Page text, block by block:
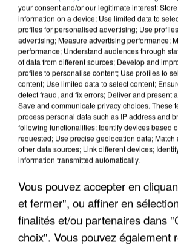
UN SECOND CADRE DE LA DZ
INTERPELLÉ EN ALGÉRIE
your consent and/or our legitimate interest:
information on a device; Use limited data to
profiles for personalised advertising; Use
advertising; Measure advertising performance;
performance; Understand audiences through
of data from different sources; Develop and
profiles to personalise content; Use profiles to
content; Use limited data to select content;
detect fraud, and fix errors; Deliver and present
Save and communicate privacy choices. These
process personal data such as IP address and
following functionalities: Identify devices based
requested; Use precise geolocation data;
other data sources; Link different devices;
information transmitted automatically.
Vous pouvez accepter en
et fermer", ou affiner en
finalités et/ou partenaires dans
choix". Vous pouvez également